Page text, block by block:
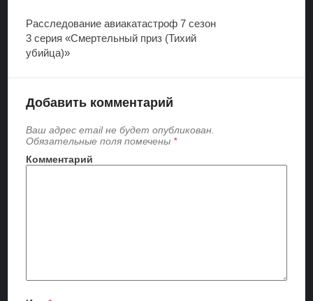
Расследование авиакатастроф 7 сезон
3 серия «Смертельный приз (Тихий
убийца)»
Добавить комментарий
Ваш адрес email не будет опубликован.
Обязательные поля помечены *
Комментарий